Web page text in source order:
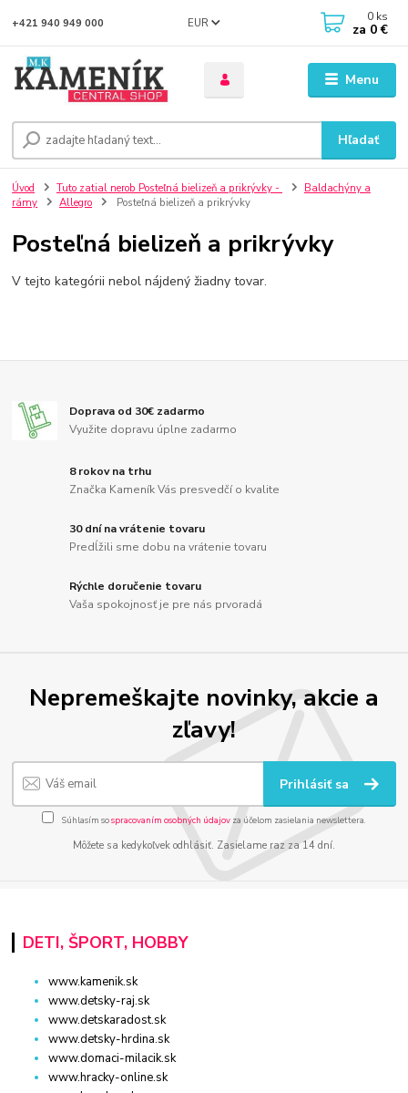
Menu
EUR
Hľadať
+421 940 949 000 0 ks
za 0 €
Úvod Tuto zatial nerob Posteľná bielizeň a prikrývky -
Baldachýny a
rámy
Allegro Posteľná bielizeň a prikrývky
Posteľná bielizeň a prikrývky
V tejto kategórii nebol nájdený žiadny tovar.
Doprava od 30€ zadarmo
Využite dopravu úplne zadarmo
8 rokov na trhu
Značka Kameník Vás presvedčí o kvalite
30 dní na vrátenie tovaru
Predĺžili sme dobu na vrátenie tovaru
Rýchle doručenie tovaru
Vaša spokojnosť je pre nás prvoradá
Nepremeškajte novinky, akcie a
zľavy!
Prihlásiť sa
Súhlasím sospracovaním osobných údajov za účelom zasielania newslettera.
Môžete sa kedykoľvek odhlásiť. Zasielame raz za 14 dní.
DETI, ŠPORT, HOBBY
www.kamenik.sk
www.detsky-raj.sk
www.detskaradost.sk
www.detsky-hrdina.sk
www.domaci-milacik.sk
www.hracky-online.sk